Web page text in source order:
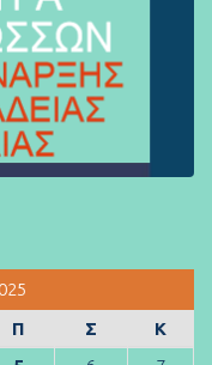
Π Σ
Κ